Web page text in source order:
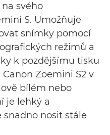
svého
S. Umožňuje
snímky pomocí
režimů a
k pozdějšímu tisku
Zoemini S2 v
bílém nebo
je lehký a
snadno nosit stále